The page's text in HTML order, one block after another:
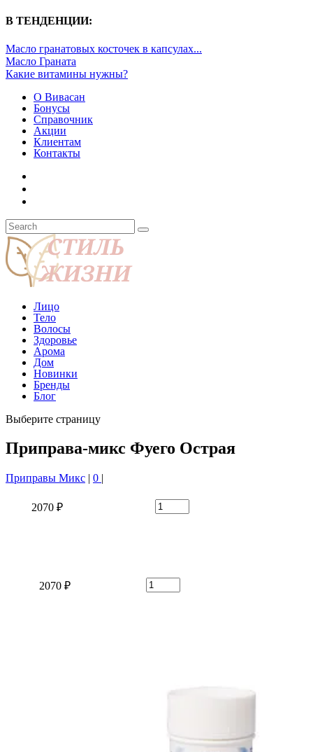
В ТЕНДЕНЦИИ:
Масло гранатовых косточек в капсулах...
Масло Граната
Какие витамины нужны?
О Вивасан
Бонусы
Справочник
Акции
Клиентам
Контакты
Лицо
Тело
Волосы
Здоровье
Арома
Дом
Новинки
Бренды
Блог
Выберите страницу
Приправа-микс Фуего Острая
Приправы Микс | 0 |
2070 ₽
2070 ₽